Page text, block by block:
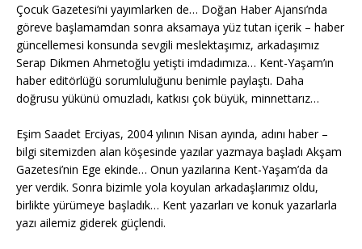
Çocuk Gazetesi’ni yayımlarken de… Doğan Haber Ajansı’nda
göreve başlamamdan sonra aksamaya yüz tutan içerik – haber
güncellemesi konsunda sevgili meslektaşımız, arkadaşımız
Serap Dikmen Ahmetoğlu yetişti imdadımıza… Kent-Yaşam’ın
haber editörlüğü sorumluluğunu benimle paylaştı. Daha
doğrusu yükünü omuzladı, katkısı çok büyük, minnettarız…
Eşim Saadet Erciyas, 2004 yılının Nisan ayında, adını haber –
bilgi sitemizden alan köşesinde yazılar yazmaya başladı Akşam
Gazetesi’nin Ege ekinde… Onun yazılarına Kent-Yaşam’da da
yer verdik. Sonra bizimle yola koyulan arkadaşlarımız oldu,
birlikte yürümeye başladık… Kent yazarları ve konuk yazarlarla
yazı ailemiz giderek güçlendi.